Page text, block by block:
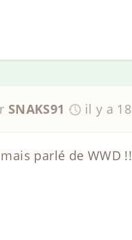
SNAKS91 il y a
parlé de WWD